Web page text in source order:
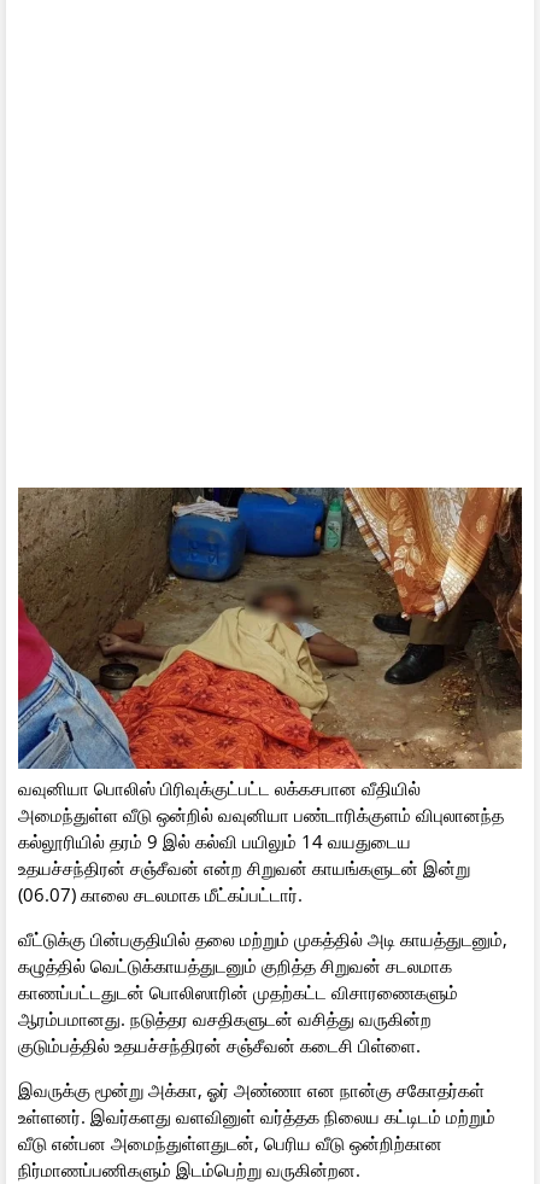
வவுனியா பொலிஸ் பிரிவுக்குட்பட்ட லக்கசபான வீதியில்
அமைந்துள்ள வீடு ஒன்றில் வவுனியா பண்டாரிக்குளம் விபுலானந்த
கல்லூரியில் தரம் 9 இல் கல்வி பயிலும் 14 வயதுடைய
உதயச்சந்திரன் சஞ்சீவன் என்ற சிறுவன் காயங்களுடன் இன்று
(06.07) காலை சடலமாக மீட்கப்பட்டார்.
வீட்டுக்கு பின்பகுதியில் தலை மற்றும் முகத்தில் அடி காயத்துடனும்,
கழுத்தில் வெட்டுக்காயத்துடனும் குறித்த சிறுவன் சடலமாக
காணப்பட்டதுடன் பொலிஸாரின் முதற்கட்ட விசாரணைகளும்
ஆரம்பமானது. நடுத்தர வசதிகளுடன் வசித்து வருகின்ற
குடும்பத்தில் உதயச்சந்திரன் சஞ்சீவன் கடைசி பிள்ளை.
இவருக்கு மூன்று அக்கா, ஓர் அண்ணா என நான்கு சகோதர்கள்
உள்ளனர். இவர்களது வளவினுள் வர்த்தக நிலைய கட்டிடம் மற்றும்
வீடு என்பன அமைந்துள்ளதுடன், பெரிய வீடு ஒன்றிற்கான
நிர்மாணப்பணிகளும் இடம்பெற்று வருகின்றன.